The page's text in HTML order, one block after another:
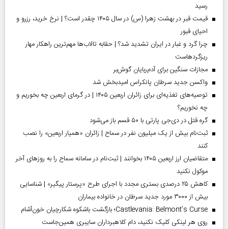
رسید
قیمت قبر در بهشت زهرا (س) در سال ۱۴۰۵ چقدر است؟ | نرخ خرید، رزرو و
احیای قبور
چرا گرد و غبار در ایران تشدید شد؟ | حقابه تالاب‌ها مهم‌ترین راهکار مهار
ریزگردهاست
مجازات سنگین برای آدم‌ربایان گوش‌بر
واکسن جدید سرطان پانکراس امیدبخش شد
توصیه‌های تغذیه‌ای برای زائران اربعین ۱۴۰۵ | در گرمای اربعین چه بخوریم و
چه نخوریم؟
گره قتل در دی‌جی پارتی با ۵۰ قسم باز می‌شود
ثبت‌نام بیش از یک میلیون نفر در سماح | زائران «همیار اربعین» را نصب
کنند
متقاضیان ارز اربعین ۱۴۰۵ بخوانند | ثبت‌نام در سامانه سماح را به روز‌های آخر
موکول نکنید
کاهش ۲۵ درصدی بستری مجدد با اجرای طرح «پرستار پیگیر» | شناسایی
بیش از ۳۰۰۰ مورد جدید سرطان در خانواده بیماران
Castlevania: Belmont’s Curse؛ بازگشت باشکوه شکارچیان خون‌آشام
روی هر لینکی کلیک نکنید، دام کلاهبرداران سایبری همین‌جاست